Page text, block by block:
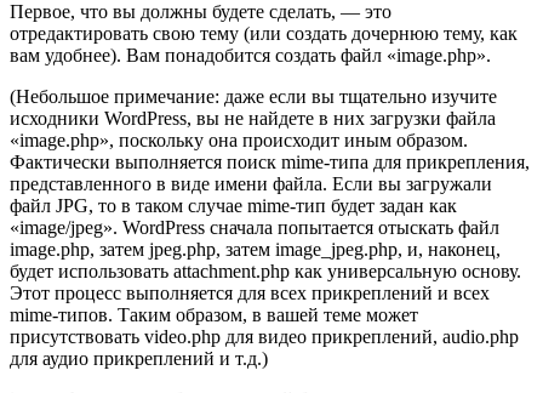
Первое, что вы должны будете сделать, — это
отредактировать свою тему (или создать дочернюю тему, как
вам удобнее). Вам понадобится создать файл «image.php».
(Небольшое примечание: даже если вы тщательно изучите
исходники WordPress, вы не найдете в них загрузки файла
«image.php», поскольку она происходит иным образом.
Фактически выполняется поиск mime-типа для прикрепления,
представленного в виде имени файла. Если вы загружали
файл JPG, то в таком случае mime-тип будет задан как
«image/jpeg». WordPress сначала попытается отыскать файл
image.php, затем jpeg.php, затем image_jpeg.php, и, наконец,
будет использовать attachment.php как универсальную основу.
Этот процесс выполняется для всех прикреплений и всех
mime-типов. Таким образом, в вашей теме может
присутствовать video.php для видео прикреплений, audio.php
для аудио прикреплений и т.д.)